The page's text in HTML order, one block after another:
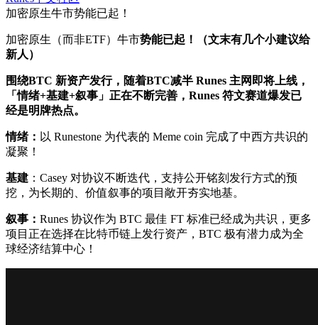
加密原生牛市势能已起！
加密原生（而非ETF）牛市势能已起！（文末有几个小建议给
新人）
围绕BTC 新资产发行，随着BTC减半 Runes 主网即将上线，
「情绪+基建+叙事」正在不断完善，Runes 符文赛道爆发已
经是明牌热点。
情绪： 以 Runestone 为代表的 Meme coin 完成了中西方共识的
凝聚！
基建 ：Casey 对协议不断迭代，支持公开铭刻发行方式的预
挖，为长期的、价值叙事的项目敞开夯实地基。
叙事： Runes 协议作为 BTC 最佳 FT 标准已经成为共识，更多
项目正在选择在比特币链上发行资产，BTC 极有潜力成为全
球经济结算中心！